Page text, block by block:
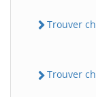
Trouver
Trouver